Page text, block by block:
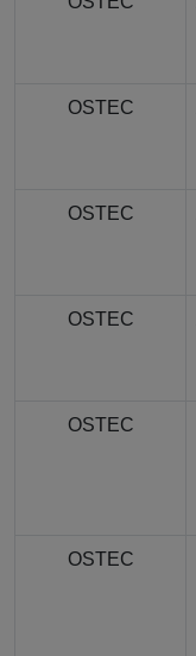
OSTEC
OSTEC
OSTEC
OSTEC
OSTEC